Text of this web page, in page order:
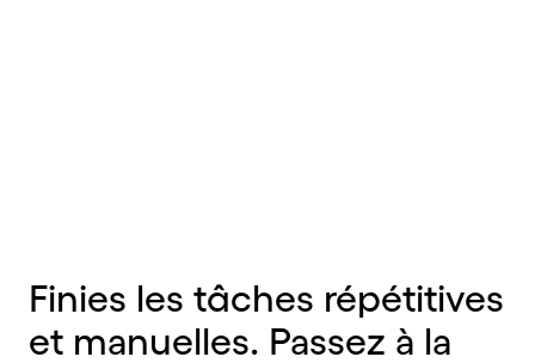
Finies les tâches répétitives
et manuelles. Passez à la